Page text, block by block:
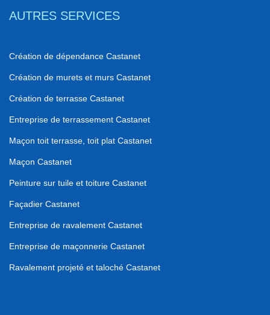
AUTRES SERVICES
Création de dépendance Castanet
Création de murets et murs Castanet
Création de terrasse Castanet
Entreprise de terrassement Castanet
Maçon toit terrasse, toit plat Castanet
Maçon Castanet
Peinture sur tuile et toiture Castanet
Façadier Castanet
Entreprise de ravalement Castanet
Entreprise de maçonnerie Castanet
Ravalement projeté et taloché Castanet